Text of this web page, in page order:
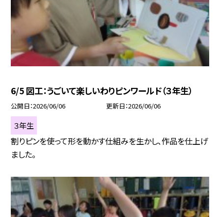
6/5 図工：うごいて楽しいわりピンワールド（３年生）
公開日 2026/06/06 更新日 2026/06/06
３年生
割りピンを使って形を動かす仕組みを生かし、作品を仕上げ
ました。